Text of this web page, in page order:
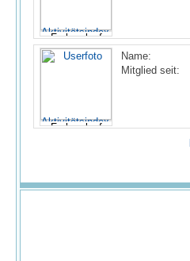
Name:
Mitglied seit: